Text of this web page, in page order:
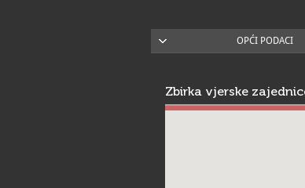
OPĆI PODACI
Zbirka vjerske